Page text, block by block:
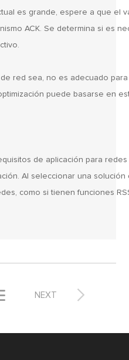
es grande, espere a que el
ACK. Se determina si es
red sea, no es adecuado
puede basarse en
de aplicación para
Al seleccionar una
como si tienen funciones

NEXT